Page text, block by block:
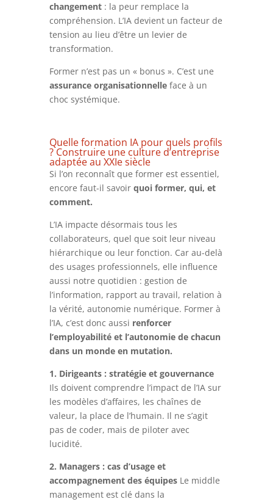
changement: la peur remplace la
compréhension. L’IA devient un facteur de
tension au lieu d’être un levier de
transformation.
Former n’est pas un « bonus ». C’est une
assurance organisationnelleface à un
choc systémique.
Quelle formation IA pour quels profils
? Construire une culture d’entreprise
adaptée au XXIe siècle
Si l’on reconnaît que former est essentiel,
encore faut-il savoir quoi former, qui, et
comment.
L’IA impacte désormais tous les
collaborateurs, quel que soit leur niveau
hiérarchique ou leur fonction. Car au-delà
des usages professionnels, elle influence
aussi notre quotidien : gestion de
l’information, rapport au travail, relation à
la vérité, autonomie numérique. Former à
l’IA, c’est donc aussi renforcer
l’employabilité et l’autonomie de chacun
dans un monde en mutation.
1. Dirigeants : stratégie et gouvernance
Ils doivent comprendre l’impact de l’IA sur
les modèles d’affaires, les chaînes de
valeur, la place de l’humain. Il ne s’agit
pas de coder, mais de piloter avec
lucidité.
2. Managers : cas d’usage et
accompagnement des équipesLe middle
management est clé dans la